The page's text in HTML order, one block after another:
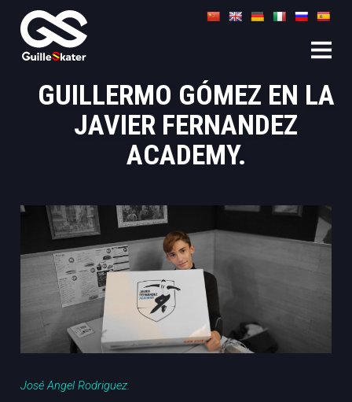
GUILLERMO GÓMEZ EN LA
JAVIER FERNANDEZ
ACADEMY.
José Angel Rodriguez.